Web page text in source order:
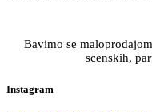
Bavimo se
scenskih,
Instagram